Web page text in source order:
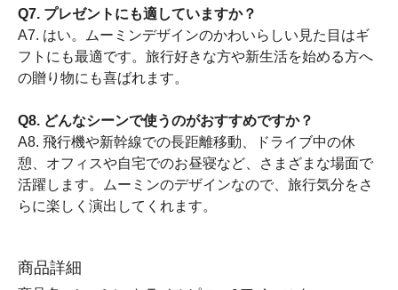
Q7. プレゼントにも適していますか？
A7. はい。ムーミンデザインのかわいらしい見た目はギ
フトにも最適です。旅行好きな方や新生活を始める方へ
の贈り物にも喜ばれます。
Q8. どんなシーンで使うのがおすすめですか？
A8. 飛行機や新幹線での長距離移動、ドライブ中の休
憩、オフィスや自宅でのお昼寝など、さまざまな場面で
活躍します。ムーミンのデザインなので、旅行気分をさ
らに楽しく演出してくれます。
商品詳細